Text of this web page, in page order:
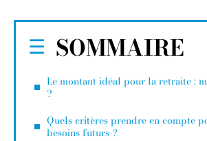
SOMMAIRE
Le montant idéal pour la retraite :
?
Quels critères prendre en compte
besoins futurs ?